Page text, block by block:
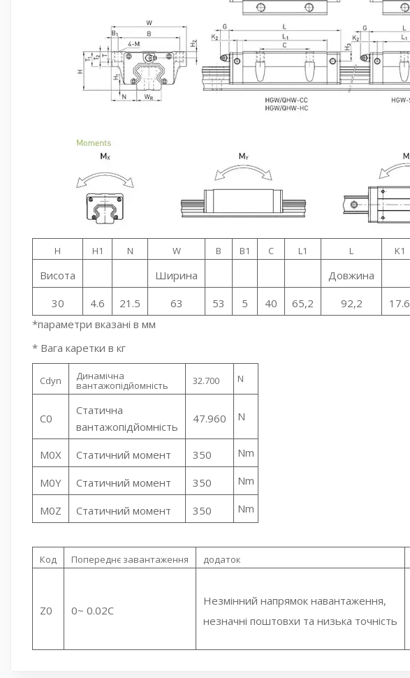
H H1 N W B B1 C L1 L K1
Висота Ширина Довжина
30
4.6 21.5 63 53 5 40 65,2 92,2 17.6
*параметри вказані в мм
* Вага каретки в кг
Cdyn Динамічна
вантажопідйомність 32.700 N
C0
Статична
вантажопідйомність
47.960 N
M0X Статичний момент 350 Nm
M0Y Статичний момент 350 Nm
M0Z Статичний момент 350 Nm
Код Попереднє завантаження додаток
Z0 0~ 0.02C
Незмінний напрямок навантаження,
незначні поштовхи та низька точність